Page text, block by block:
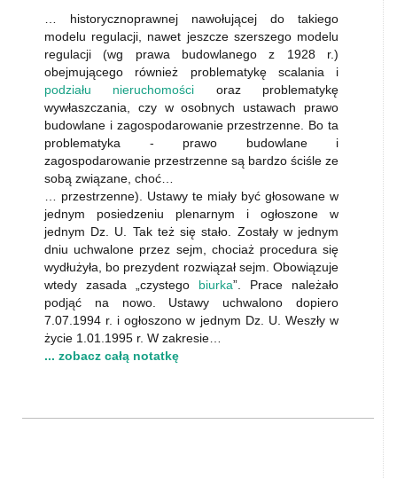
… historycznoprawnej nawołującej do takiego
modelu regulacji, nawet jeszcze szerszego modelu
regulacji (wg prawa budowlanego z 1928 r.)
obejmującego również problematykę scalania i
podziału nieruchomości oraz problematykę
wywłaszczania, czy w osobnych ustawach prawo
budowlane i zagospodarowanie przestrzenne. Bo ta
problematyka - prawo budowlane i
zagospodarowanie przestrzenne są bardzo ściśle ze
sobą związane, choć…
… przestrzenne). Ustawy te miały być głosowane w
jednym posiedzeniu plenarnym i ogłoszone w
jednym Dz. U. Tak też się stało. Zostały w jednym
dniu uchwalone przez sejm, chociaż procedura się
wydłużyła, bo prezydent rozwiązał sejm. Obowiązuje
wtedy zasada „czystego biurka”. Prace należało
podjąć na nowo. Ustawy uchwalono dopiero
7.07.1994 r. i ogłoszono w jednym Dz. U. Weszły w
życie 1.01.1995 r. W zakresie…
... zobacz całą notatkę